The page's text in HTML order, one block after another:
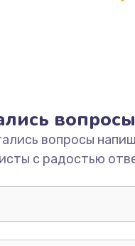
Модернизация
2100 руб.
2000 руб.
вопросы
с радостью